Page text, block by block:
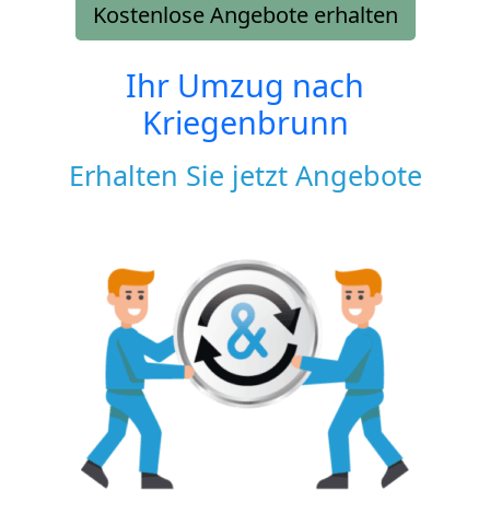
Kostenlose Angebote erhalten
Ihr Umzug nach
Kriegenbrunn
Erhalten Sie jetzt Angebote